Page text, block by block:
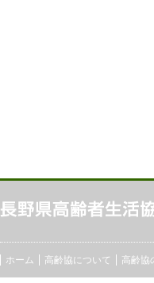
ホーム 高齢協について 高齢協